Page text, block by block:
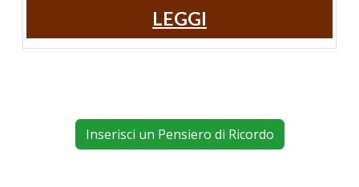
LEGGI
Inserisci un Pensiero di Ricordo